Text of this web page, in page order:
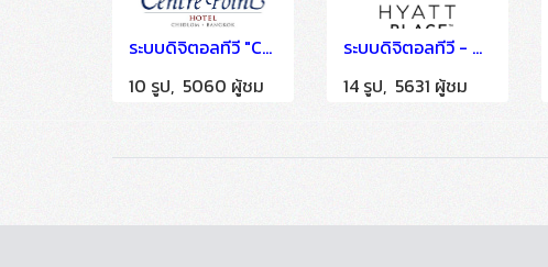
ระบบดิจิตอลทีวี "Centre Point Hotel Chidlom Bangkok" ติดตั้งโดย HSTN
10 รูป, 5060 ผู้ชม
ระบบดิจิตอลทีวี - Hyatt Place Phuket Patong
14 รูป, 5631 ผู้ชม